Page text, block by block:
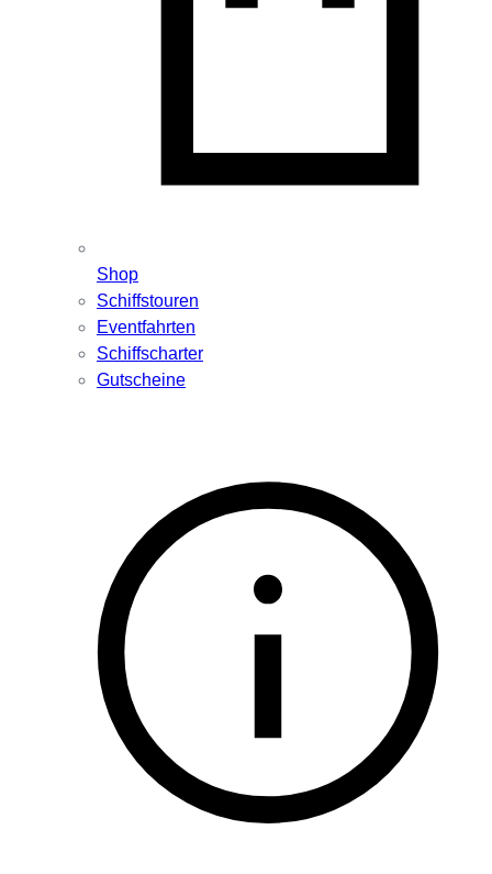
Shop
Schiffstouren
Eventfahrten
Schiffscharter
Gutscheine